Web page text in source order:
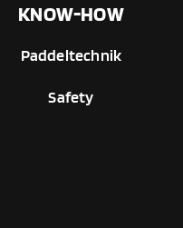
KNOW-HOW
Paddeltechnik
Safety